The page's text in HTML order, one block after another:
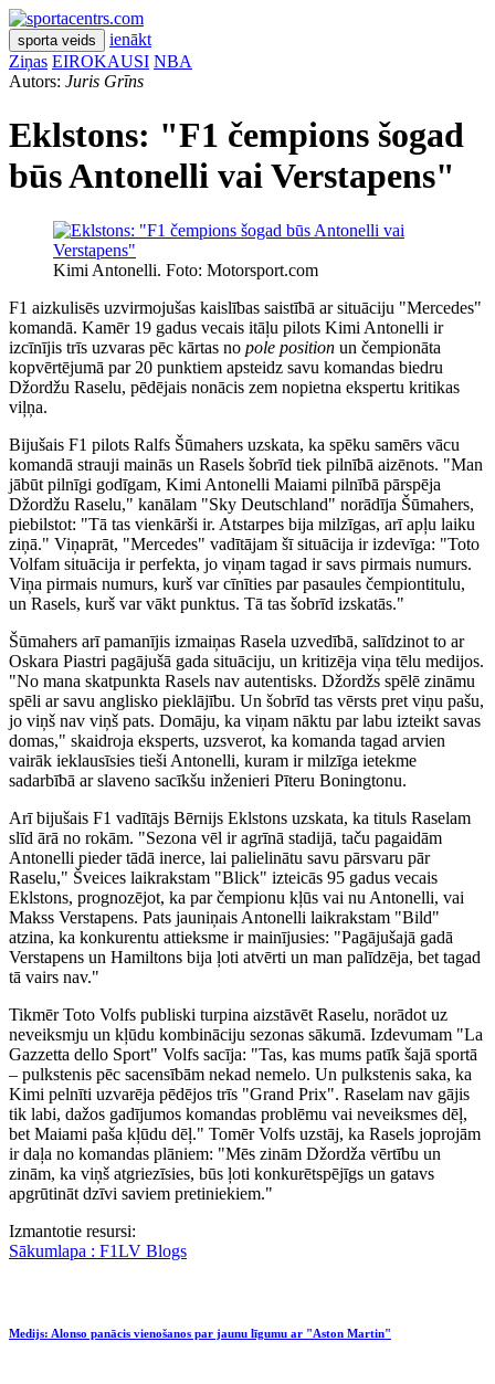
sporta veids
ienākt
Ziņas EIROKAUSI NBA
Autors: Juris Grīns
Eklstons: "F1 čempions šogad
būs Antonelli vai Verstapens"
Kimi Antonelli. Foto: Motorsport.com
F1 aizkulisēs uzvirmojušas kaislības saistībā ar situāciju "Mercedes"
komandā. Kamēr 19 gadus vecais itāļu pilots Kimi Antonelli ir
izcīnījis trīs uzvaras pēc kārtas no pole position un čempionāta
kopvērtējumā par 20 punktiem apsteidz savu komandas biedru
Džordžu Raselu, pēdējais nonācis zem nopietna ekspertu kritikas
viļņa.
Bijušais F1 pilots Ralfs Šūmahers uzskata, ka spēku samērs vācu
komandā strauji mainās un Rasels šobrīd tiek pilnībā aizēnots. "Man
jābūt pilnīgi godīgam, Kimi Antonelli Maiami pilnībā pārspēja
Džordžu Raselu," kanālam "Sky Deutschland" norādīja Šūmahers,
piebilstot: "Tā tas vienkārši ir. Atstarpes bija milzīgas, arī apļu laiku
ziņā." Viņaprāt, "Mercedes" vadītājam šī situācija ir izdevīga: "Toto
Volfam situācija ir perfekta, jo viņam tagad ir savs pirmais numurs.
Viņa pirmais numurs, kurš var cīnīties par pasaules čempiontitulu,
un Rasels, kurš var vākt punktus. Tā tas šobrīd izskatās."
Šūmahers arī pamanījis izmaiņas Rasela uzvedībā, salīdzinot to ar
Oskara Piastri pagājušā gada situāciju, un kritizēja viņa tēlu medijos.
"No mana skatpunkta Rasels nav autentisks. Džordžs spēlē zināmu
spēli ar savu anglisko pieklājību. Un šobrīd tas vērsts pret viņu pašu,
jo viņš nav viņš pats. Domāju, ka viņam nāktu par labu izteikt savas
domas," skaidroja eksperts, uzsverot, ka komanda tagad arvien
vairāk ieklausīsies tieši Antonelli, kuram ir milzīga ietekme
sadarbībā ar slaveno sacīkšu inženieri Pīteru Boningtonu.
Arī bijušais F1 vadītājs Bērnijs Eklstons uzskata, ka tituls Raselam
slīd ārā no rokām. "Sezona vēl ir agrīnā stadijā, taču pagaidām
Antonelli pieder tādā inerce, lai palielinātu savu pārsvaru pār
Raselu," Šveices laikrakstam "Blick" izteicās 95 gadus vecais
Eklstons, prognozējot, ka par čempionu kļūs vai nu Antonelli, vai
Makss Verstapens. Pats jauniņais Antonelli laikrakstam "Bild"
atzina, ka konkurentu attieksme ir mainījusies: "Pagājušajā gadā
Verstapens un Hamiltons bija ļoti atvērti un man palīdzēja, bet tagad
tā vairs nav."
Tikmēr Toto Volfs publiski turpina aizstāvēt Raselu, norādot uz
neveiksmju un kļūdu kombināciju sezonas sākumā. Izdevumam "La
Gazzetta dello Sport" Volfs sacīja: "Tas, kas mums patīk šajā sportā
– pulkstenis pēc sacensībām nekad nemelo. Un pulkstenis saka, ka
Kimi pelnīti uzvarēja pēdējos trīs "Grand Prix". Raselam nav gājis
tik labi, dažos gadījumos komandas problēmu vai neveiksmes dēļ,
bet Maiami paša kļūdu dēļ." Tomēr Volfs uzstāj, ka Rasels joprojām
ir daļa no komandas plāniem: "Mēs zinām Džordža vērtību un
zinām, ka viņš atgriezīsies, būs ļoti konkurētspējīgs un gatavs
apgrūtināt dzīvi saviem pretiniekiem."
Izmantotie resursi:
Sākumlapa : F1LV Blogs
Medijs: Alonso panācis vienošanos par jaunu līgumu ar "Aston Martin"